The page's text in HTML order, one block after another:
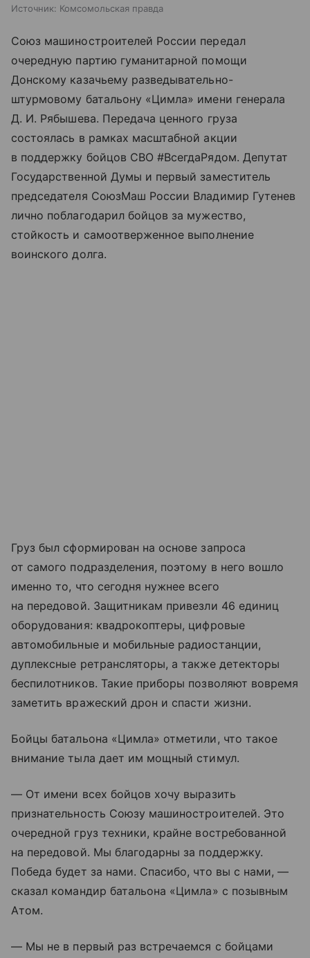
Источник: Комсомольская правда
Союз машиностроителей России передал
очередную партию гуманитарной помощи
Донскому казачьему разведывательно-
штурмовому батальону «Цимла» имени генерала
Д. И. Рябышева. Передача ценного груза
состоялась в рамках масштабной акции
в поддержку бойцов СВО #ВсегдаРядом. Депутат
Государственной Думы и первый заместитель
председателя СоюзМаш России Владимир Гутенев
лично поблагодарил бойцов за мужество,
стойкость и самоотверженное выполнение
воинского долга.
Груз был сформирован на основе запроса
от самого подразделения, поэтому в него вошло
именно то, что сегодня нужнее всего
на передовой. Защитникам привезли 46 единиц
оборудования: квадрокоптеры, цифровые
автомобильные и мобильные радиостанции,
дуплексные ретрансляторы, а также детекторы
беспилотников. Такие приборы позволяют вовремя
заметить вражеский дрон и спасти жизни.
Бойцы батальона «Цимла» отметили, что такое
внимание тыла дает им мощный стимул.
— От имени всех бойцов хочу выразить
признательность Союзу машиностроителей. Это
очередной груз техники, крайне востребованной
на передовой. Мы благодарны за поддержку.
Победа будет за нами. Спасибо, что вы с нами, —
сказал командир батальона «Цимла» с позывным
Атом.
— Мы не в первый раз встречаемся с бойцами